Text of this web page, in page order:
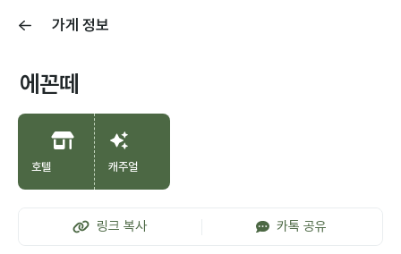
가게 정보
에꼰떼
호텔 캐주얼
링크 복사 카톡 공유